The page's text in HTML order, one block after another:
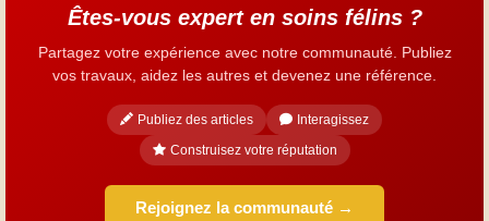
Êtes-vous expert en soins félins ?
Partagez votre expérience avec notre communauté. Publiez
vos travaux, aidez les autres et devenez une référence.
Publiez des articles
Interagissez
Construisez votre réputation
Rejoignez la communauté →